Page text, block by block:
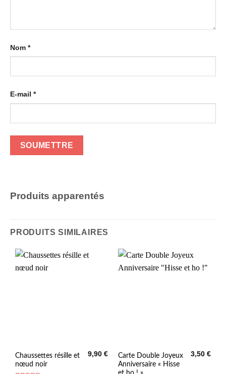
Nom *
E-mail *
Produits apparentés
PRODUITS SIMILAIRES
Chaussettes résille et
nœud noir
9,90€
Carte Double Joyeux
Anniversaire « Hisse
3,50€